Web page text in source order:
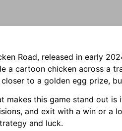
Road, released in early
a cartoon chicken across a
to a golden egg prize,
makes this game stand out is
and exit with a win or a
and luck.